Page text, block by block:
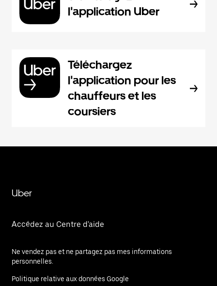
l'application Uber
Téléchargez
l'application pour les
chauffeurs et les
coursiers
Uber
Accédez au Centre d'aide
Ne vendez pas et ne partagez pas mes informations
personnelles.
Politique relative aux données Google